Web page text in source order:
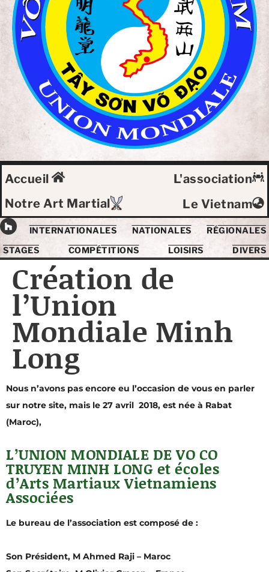
Accueil
L'association
Notre Art Martial
Le Vietnam
INTERNATIONALES NATIONALES
RÉGIONALES
STAGES
COMPÉTITIONS LOISIRS DIVERS
Création de
l’Union
Mondiale Minh
Long
Nous n’avons pas encore eu l’occasion de vous en parler
sur notre site, mais le 27 avril 2018, est née à Rabat
(Maroc),
L’UNION MONDIALE DE VO CO
TRUYEN MINH LONG et écoles
d’Arts Martiaux Vietnamiens
Associées
Le bureau de l’association est composé de :
Son Président, M Ahmed Raji – Maroc